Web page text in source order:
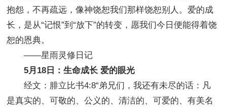
抱怨，不再疏远，像神饶恕我们那样饶恕别人。爱的成
长，是从“记恨”到“放下”的转变，愿我们今日便能得着饶
恕的恩典。
——星雨灵修日记
5月18日：生命成长 爱的眼光
经文：腓立比书4:8“弟兄们，我还有未尽的话：凡
是真实的、可敬的、公义的、清洁的、可爱的、有美名